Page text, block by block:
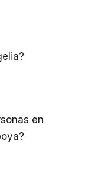
en